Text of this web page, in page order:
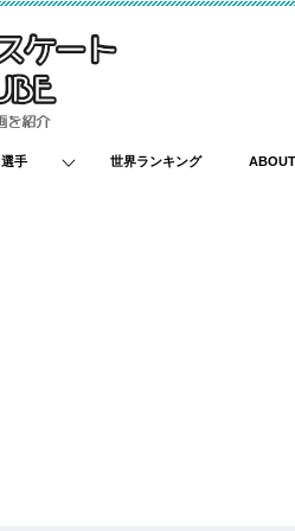
選手 世界ランキング